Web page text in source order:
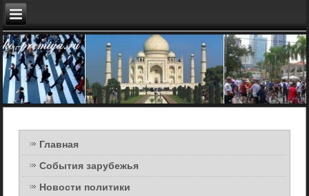
Главная
События зарубежья
Новости политики